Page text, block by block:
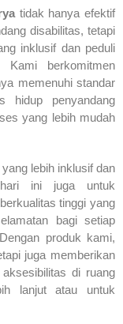
tidak hanya efektif
disabilitas, tetapi
inklusif dan peduli
Kami berkomitmen
memenuhi standar
hidup penyandang
yang lebih mudah
lebih inklusif dan
ini juga untuk
berkualitas tinggi yang
bagi setiap
produk kami,
juga memberikan
di ruang
lanjut atau untuk